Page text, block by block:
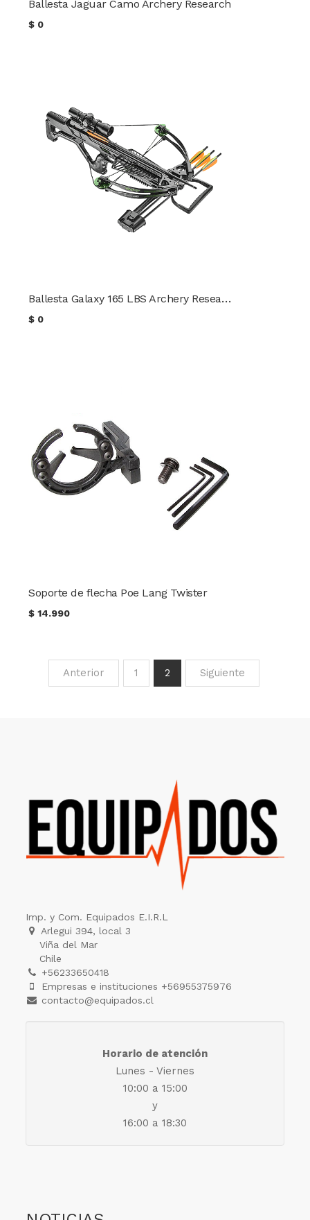
Ballesta Jaguar Camo Archery Research
$ 0
Ballesta Galaxy 165 LBS Archery Research
$ 0
Soporte de flecha Poe Lang Twister
$14.990
Anterior 1 2 Siguiente
Imp. y Com. Equipados E.I.R.L
Arlegui 394, local 3
Viña del Mar
Chile
+56233650418
Empresas e instituciones +56955375976
contacto@equipados.cl
Horario de atención
Lunes - Viernes
10:00 a 15:00
y
16:00 a 18:30